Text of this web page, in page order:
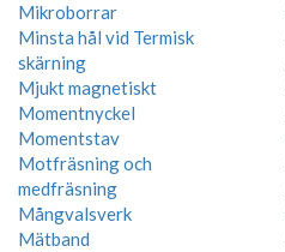
Mikroborrar
Minsta hål vid Termisk
skärning
Mjukt magnetiskt
Momentnyckel
Momentstav
Motfräsning och
medfräsning
Mångvalsverk
Mätband